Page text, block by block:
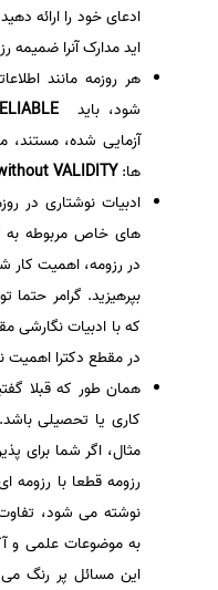
ادعای خود را ارائه
اید مدارک آنرا ضمیمه
هر روزمه مانند
شود، باید
آزمایی شده، مستند،
ها:VALIDITY
ادبیات نوشتاری در
های خاص مربوطه به
در رزومه،‌ اهمیت کار
بپرهیزید. گرامر
که با ادبیات
در مقطع دکترا
همان طور که قبلا
کاری یا تحصیلی
مثال، اگر شما برای
رزومه قطعا با
نوشته می شود،
به موضوعات علمی و
این مسائل پر رنگ می